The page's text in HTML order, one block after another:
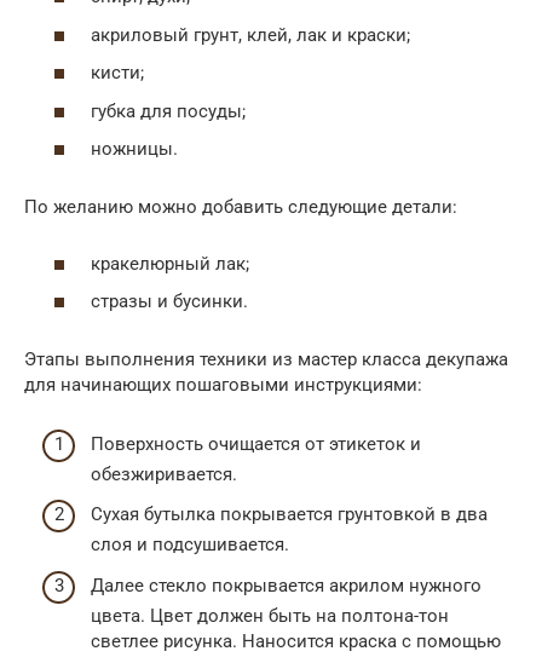
акриловый грунт, клей, лак и краски;
кисти;
губка для посуды;
ножницы.
По желанию можно добавить следующие детали:
кракелюрный лак;
стразы и бусинки.
Этапы выполнения техники из мастер класса декупажа
для начинающих пошаговыми инструкциями:
Поверхность очищается от этикеток и
обезжиривается.
Сухая бутылка покрывается грунтовкой в два
слоя и подсушивается.
Далее стекло покрывается акрилом нужного
цвета. Цвет должен быть на полтона-тон
светлее рисунка. Наносится краска с помощью